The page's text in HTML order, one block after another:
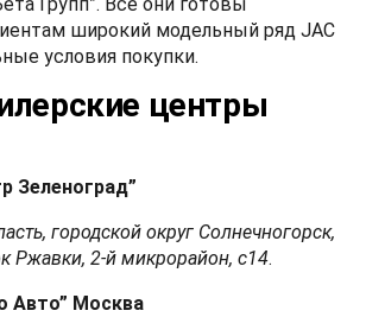
T9 Пикап
от 3 619 000 ₽*
RF8 Минивэн
широкий модельный ряд JAC
условия покупки.
центры
Зеленоград”
городской округ Солнечногорск,
Ржавки, 2-й микрорайон, с14.
Авто” Москва